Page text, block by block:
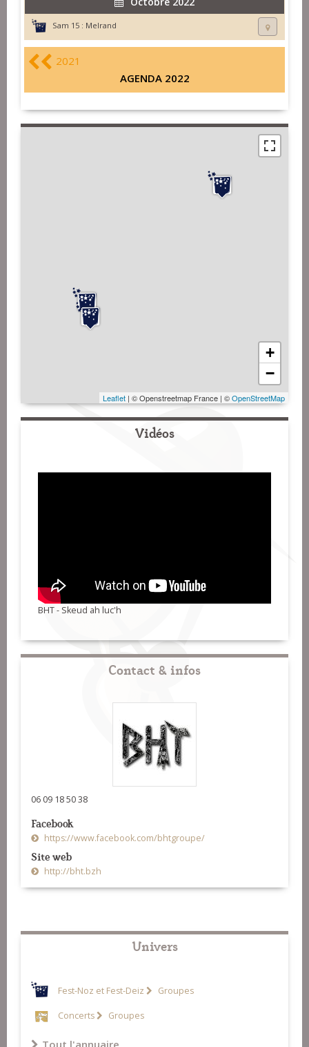
Sam 15 : Melrand
2021
AGENDA 2022
+
−
Leaflet | © Openstreetmap France | ©OpenStreetMap
Vidéos
BHT - Skeud ah luc'h
Contact & infos
06 09 18 50 38
Facebook
https://www.facebook.com/bhtgroupe/
Site web
http://bht.bzh
Univers
Fest-Noz et Fest-Deiz Groupes
Concerts Groupes
Tout l'annuaire